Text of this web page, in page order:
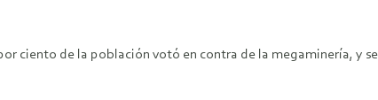
ciento de la población votó en contra de la megaminería, y